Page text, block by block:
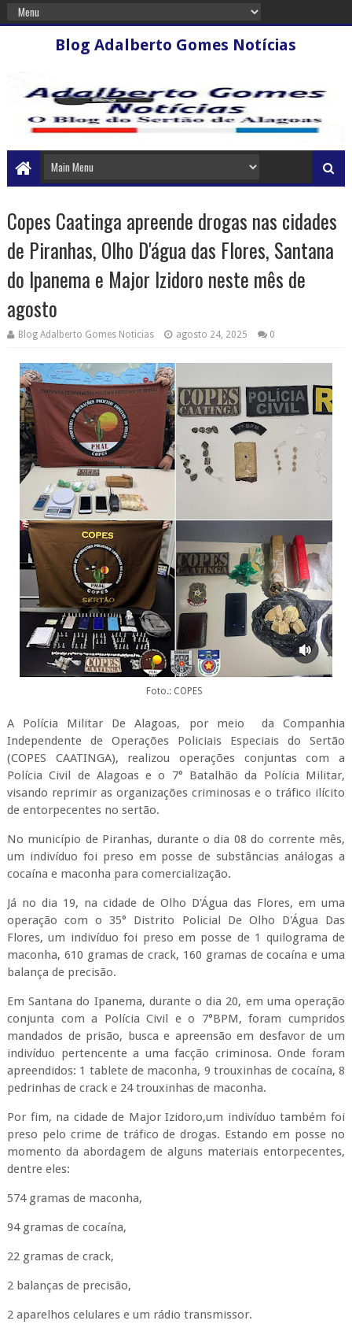
Blog Adalberto Gomes Notícias
Copes Caatinga apreende drogas nas cidades
de Piranhas, Olho D'água das Flores, Santana
do Ipanema e Major Izidoro neste mês de
agosto
Blog Adalberto Gomes Noticias agosto 24, 2025 0
Foto.: COPES
A Polícia Militar De Alagoas, por meio da Companhia
Independente de Operações Policiais Especiais do Sertão
(COPES CAATINGA), realizou operações conjuntas com a
Polícia Civil de Alagoas e o 7° Batalhão da Polícia Militar,
visando reprimir as organizações criminosas e o tráfico ilícito
de entorpecentes no sertão.
No município de Piranhas, durante o dia 08 do corrente mês,
um indivíduo foi preso em posse de substâncias análogas a
cocaína e maconha para comercialização.
Já no dia 19, na cidade de Olho D'Água das Flores, em uma
operação com o 35° Distrito Policial De Olho D'Água Das
Flores, um indivíduo foi preso em posse de 1 quilograma de
maconha, 610 gramas de crack, 160 gramas de cocaína e uma
balança de precisão.
Em Santana do Ipanema, durante o dia 20, em uma operação
conjunta com a Polícia Civil e o 7°BPM, foram cumpridos
mandados de prisão, busca e apreensão em desfavor de um
indivíduo pertencente a uma facção criminosa. Onde foram
apreendidos: 1 tablete de maconha, 9 trouxinhas de cocaína, 8
pedrinhas de crack e 24 trouxinhas de maconha.
Por fim, na cidade de Major Izidoro,um indivíduo também foi
preso pelo crime de tráfico de drogas. Estando em posse no
momento da abordagem de alguns materiais entorpecentes,
dentre eles:
574 gramas de maconha,
94 gramas de cocaína,
22 gramas de crack,
2 balanças de precisão,
2 aparelhos celulares e um rádio transmissor.